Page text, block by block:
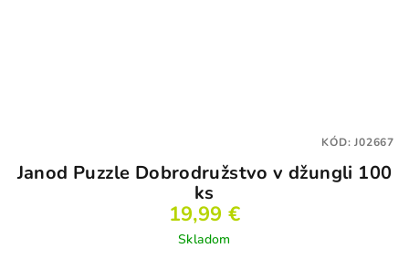
Janod Puzzle Dobrodružstvo v džungli 100
ks
19,99 €
Skladom
KÓD:J02667